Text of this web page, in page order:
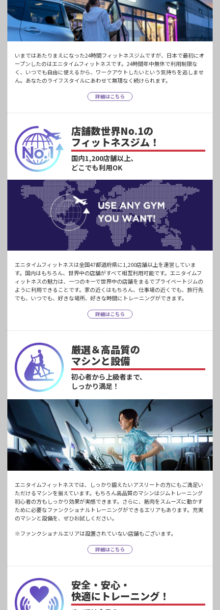
いまではあたりまえになった24時間フィットネスジムですが、日本で最初にオ
ープンしたのはエニタイムフィットネスです。24時間年中無休で利用制限な
く、いつでも自由に使えるから、ワークアウトしたいという気持ちを逃しませ
ん。あなたのライフスタイルにあわせて無理なく続けられます。
詳細はこちら
店舗数世界No.1の
フィットネスジム！
国内1,200店舗以上、
どこでも利用OK
エニタイムフィットネスは全国47都道府県に1,200店舗以上を運営していま
す。国内はもちろん、世界中の店舗がすべて相互利用可能です。エニタイムフ
ィットネスの魅力は、一つのキーで世界中の店舗をまるでプライベートジムの
ように利用できることです。家の近くはもちろん、仕事場の近くでも、旅行先
でも、いつでも、好きな場所、好きな時間にトレーニングができます。
詳細はこちら
厳選＆高品質の
マシンと設備
初心者から上級者まで、
しっかり満足！
エニタイムフィットネスでは、しっかり鍛えたいアスリートの方にもご満足い
ただけるマシンを揃えています。もちろん高品質のマシンはジムトレーニング
初心者の方もしっかり効果が実感できます。さらに、筋肉をスムーズに動かす
ために必要なファンクショナルトレーニングができるエリアもあります。充実
のマシンと設備を、ぜひお試しください。
※ファンクショナルエリアは設置されていない店舗もございます。
詳細はこちら
安全・安心・
快適にトレーニング！